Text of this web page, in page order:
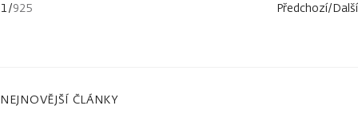
1/925 Předchozí/Další
NEJNOVĚJŠÍ ČLÁNKY